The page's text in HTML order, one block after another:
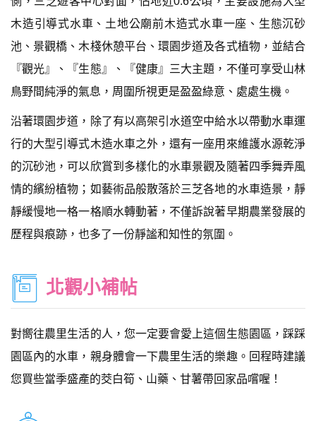
木造引導式水車、土地公廟前木造式水車一座、生態沉砂
池、景觀橋、木棧休憩平台、環園步道及各式植物，並結合
『觀光』、『生態』、『健康』三大主題，不僅可享受山林
鳥野間純淨的氣息，周圍所視更是盈盈綠意、處處生機。
沿著環園步道，除了有以高架引水道空中給水以帶動水車運
行的大型引導式木造水車之外，還有一座用來維護水源乾淨
的沉砂池，可以欣賞到多樣化的水車景觀及隨著四季舞弄風
情的繽紛植物；如藝術品般散落於三芝各地的水車造景，靜
靜緩慢地一格一格順水轉動著，不僅訴說著早期農業發展的
歷程與痕跡，也多了一份靜謐和知性的氛圍。
北觀小補帖
對嚮往農里生活的人，您一定要會愛上這個生態園區，踩踩
園區內的水車，親身體會一下農里生活的樂趣。回程時建議
您買些當季盛產的茭白筍、山藥、甘薯帶回家品嚐喔！